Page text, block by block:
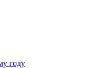
году